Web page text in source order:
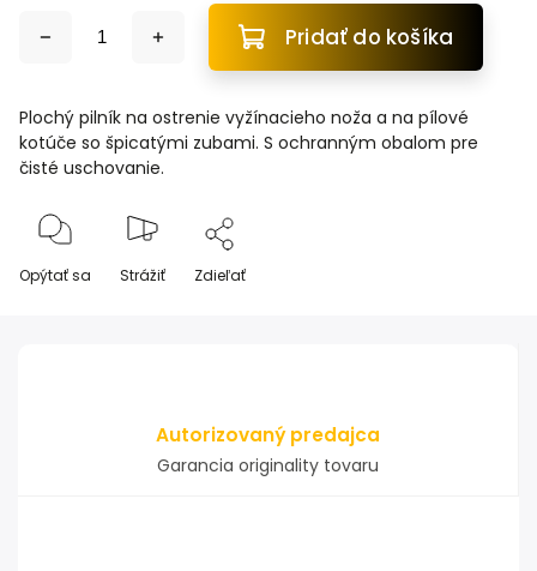
Pridať do košíka
Plochý pilník na ostrenie vyžínacieho noža a na pílové
kotúče so špicatými zubami. S ochranným obalom pre
čisté uschovanie.
Opýtať sa Strážiť Zdieľať
Autorizovaný predajca
Garancia originality tovaru